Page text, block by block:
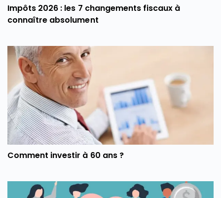
Impôts 2026 : les 7 changements fiscaux à
connaître absolument
Comment investir à 60 ans ?